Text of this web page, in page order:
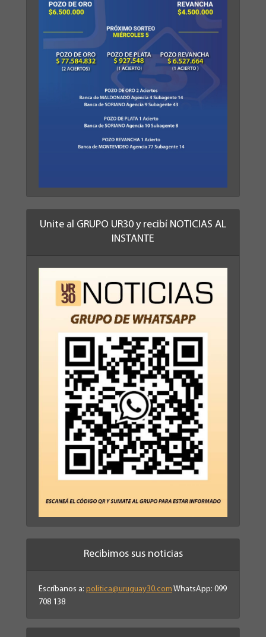
Unite al GRUPO UR30 y recibí NOTICIAS AL
INSTANTE
Recibimos sus noticias
Escríbanos a: politica@uruguay30.com WhatsApp: 099
708 138